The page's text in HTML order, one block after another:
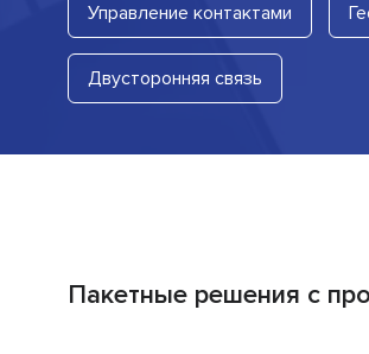
Управление контактами
Двусторонняя связь
Пакетные решения с